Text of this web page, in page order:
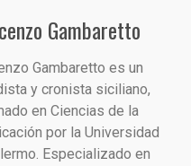
Gambaretto
Gambaretto es un
y cronista siciliano,
en Ciencias de la
por la Universidad
Especializado en